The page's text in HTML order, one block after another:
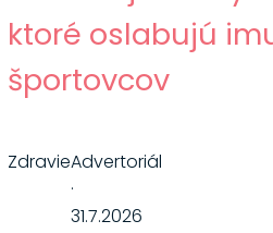
ktoré oslabujú
športovcov
ZdravieAdvertoriál
·
31.7.2026